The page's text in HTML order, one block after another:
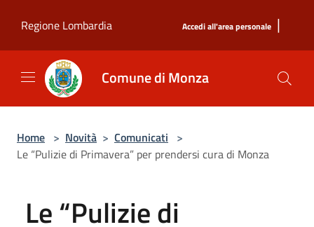
Regione Lombardia
Accedi all'area personale |
Comune di Monza
Home > Novità > Comunicati >
Le “Pulizie di Primavera” per prendersi cura di Monza
Le “Pulizie di